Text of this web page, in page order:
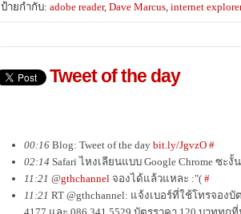
ป้ายกำกับ: adobe reader, Dave Marcus, internet explorer
Tweet of the day
00:16 Blog: Tweet of the day bit.ly/JgvzO #
02:14 Safari ไหงเลียนแบบ Google Chrome ซะงั้น
11:21 @gthchannel จองได้แล้วแหละ :"( #
11:21 RT @gthchannel: แจ้งเบอร์ที่ใช้โทรจอง